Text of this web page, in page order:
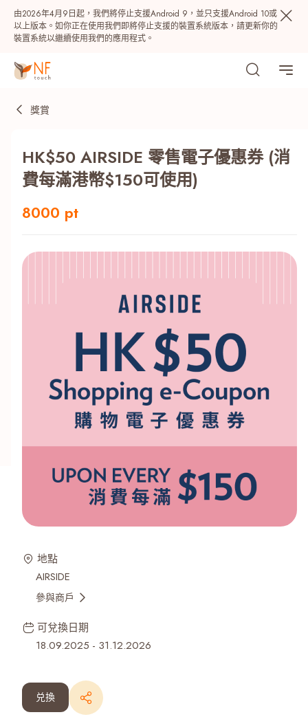
由2026年4月9日起，我們將停止支援Android 9，並只支援Android 10或
以上版本。如你正在使用我們即將停止支援的裝置系統版本，請更新你的
裝置系統以繼續使用我們的應用程式。
熱門
獎賞
HK$50 AIRSIDE 零售電子優惠券 (消
費每滿港幣$150可使用)
8000 pt
地點
AIRSIDE
參與商戶
可兌換日期
18.09.2025 - 31.12.2026
兑換